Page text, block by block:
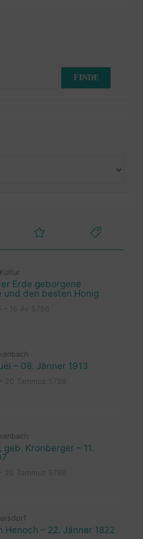
Erde geborgene
und den besten Honig
– 08. Jänner 1913
geb. Kronberger – 11.
Henoch – 22. Jänner 1822